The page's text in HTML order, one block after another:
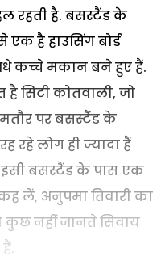
रहती है. बसस्टैंड के
है हाउसिंग बोर्ड
कच्चे मकान बने हुए हैं.
है सिटी कोतवाली, जो
पर बसस्टैंड के
रहे लोग ही ज्यादा हैं
बसस्टैंड के पास एक
लें, अनुपमा तिवारी का
कुछ नहीं जानते सिवाय